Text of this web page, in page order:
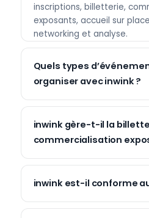
inscriptions, billetterie,
exposants, accueil sur
networking et analyse.
Quels types
organiser avec inwink ?
inwink gère-t-il la
commercialisation
inwink est-il conforme au